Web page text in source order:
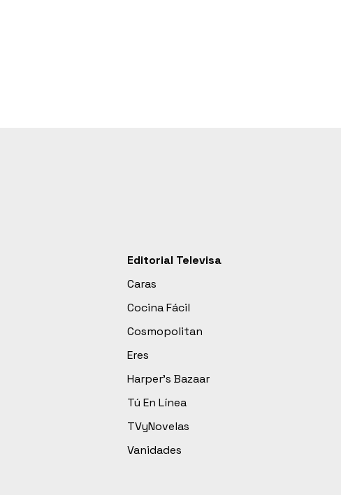
Editorial Televisa
Caras
Cocina Fácil
Cosmopolitan
Eres
Harper’s Bazaar
Tú En Línea
TVyNovelas
Vanidades